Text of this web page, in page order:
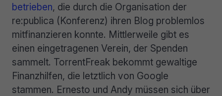
betrieben, die durch die Organisation der
re:publica (Konferenz) ihren Blog problemlos
mitfinanzieren konnte. Mittlerweile gibt es
einen eingetragenen Verein, der Spenden
sammelt. TorrentFreak bekommt gewaltige
Finanzhilfen, die letztlich von Google
stammen. Ernesto und Andy müssen sich über